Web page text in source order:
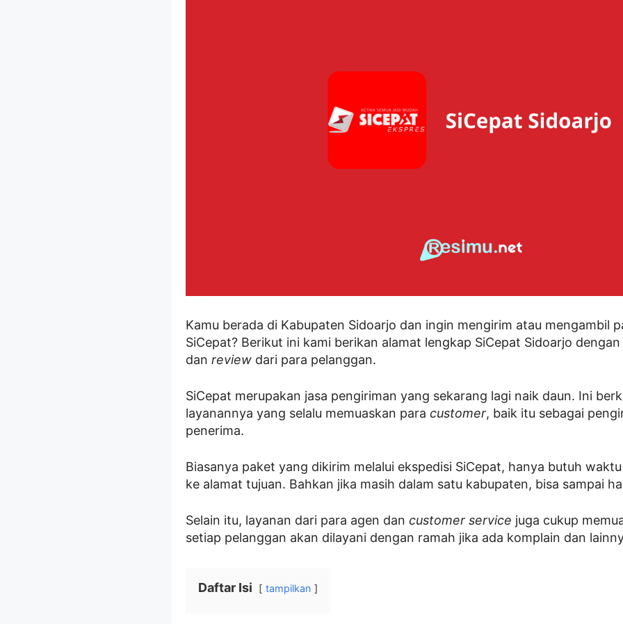
Kamu berada di Kabupaten Sidoarjo dan ingin mengirim atau mengambil
SiCepat? Berikut ini kami berikan alamat lengkap SiCepat Sidoarjo
dan review dari para pelanggan.
SiCepat merupakan jasa pengiriman yang sekarang lagi naik daun. Ini
layanannya yang selalu memuaskan para customer, baik itu sebagai
penerima.
Biasanya paket yang dikirim melalui ekspedisi SiCepat, hanya butuh
ke alamat tujuan. Bahkan jika masih dalam satu kabupaten, bisa sampai
Selain itu, layanan dari para agen dan customer service juga cukup
setiap pelanggan akan dilayani dengan ramah jika ada komplain dan
Daftar Isi tampilkan